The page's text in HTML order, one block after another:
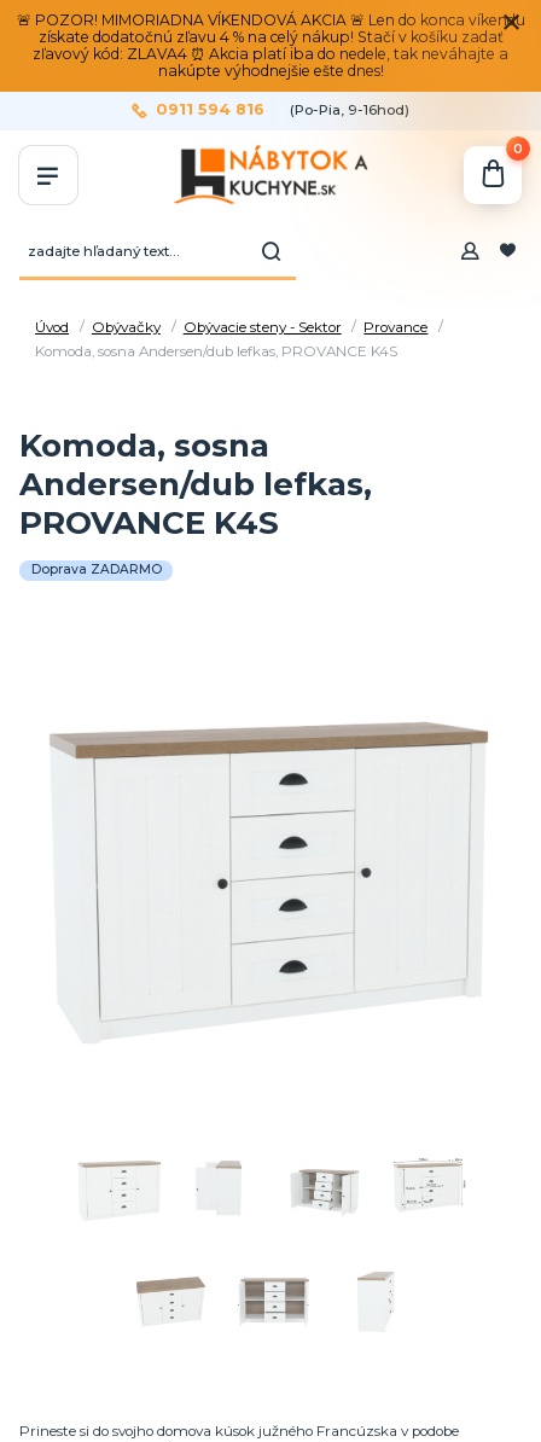
🚨 POZOR! MIMORIADNA VÍKENDOVÁ AKCIA 🚨 Len do konca víkendu
získate dodatočnú zľavu 4 % na celý nákup! Stačí v košíku zadať
zľavový kód: ZLAVA4 ⏰ Akcia platí iba do nedele, tak neváhajte a
nakúpte výhodnejšie ešte dnes!
0911 594 816 (Po-Pia, 9-16hod)
0
Úvod Obývačky Obývacie steny - Sektor
Provance
Komoda, sosna Andersen/dub lefkas, PROVANCE K4S
Komoda, sosna
Andersen/dub lefkas,
PROVANCE K4S
Doprava ZADARMO
Prineste si do svojho domova kúsok južného Francúzska v podobe